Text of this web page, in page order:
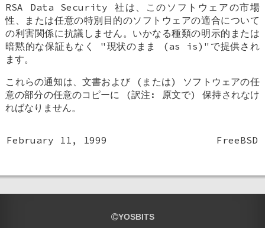
RSA Data Security 社は、このソフトウェアの市場
性、または任意の特別目的のソフトウェアの適合について
の利害関係に抗議しません。いかなる種類の明示的または
暗黙的な保証もなく "現状のまま (as is)"で提供され
ます。
これらの通知は、文書および (または) ソフトウェアの任
意の部分の任意のコピーに (訳注: 原文で) 保持されなけ
ればなりません。
February 11, 1999 FreeBSD
YOSBITS